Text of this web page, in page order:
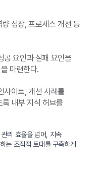
성장, 프로세스 개선 등
공 요인과 실패 요인을
마련한다.
사이트, 개선 사례를
내부 지식 허브를
리 효율을 넘어, 지속
는 조직적 토대를 구축하게